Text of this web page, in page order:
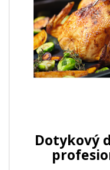
Dotykový